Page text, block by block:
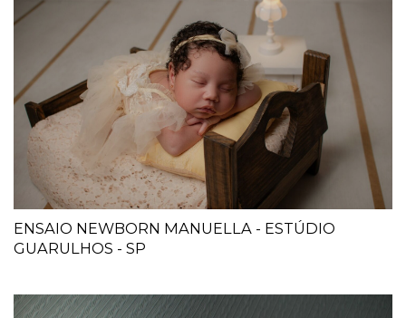
ENSAIO NEWBORN MANUELLA - ESTÚDIO
GUARULHOS - SP